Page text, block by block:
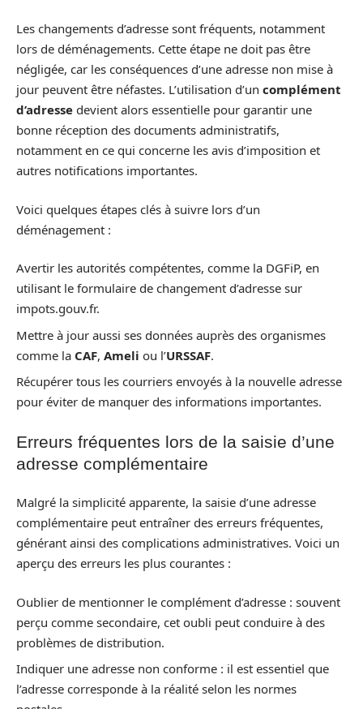
Les changements d’adresse sont fréquents, notamment
lors de déménagements. Cette étape ne doit pas être
négligée, car les conséquences d’une adresse non mise à
jour peuvent être néfastes. L’utilisation d’un complément
d’adresse devient alors essentielle pour garantir une
bonne réception des documents administratifs,
notamment en ce qui concerne les avis d’imposition et
autres notifications importantes.
Voici quelques étapes clés à suivre lors d’un
déménagement :
Avertir les autorités compétentes, comme la DGFiP, en
utilisant le formulaire de changement d’adresse sur
impots.gouv.fr.
Mettre à jour aussi ses données auprès des organismes
comme la CAF, Ameli ou l’URSSAF.
Récupérer tous les courriers envoyés à la nouvelle adresse
pour éviter de manquer des informations importantes.
Erreurs fréquentes lors de la saisie d’une
adresse complémentaire
Malgré la simplicité apparente, la saisie d’une adresse
complémentaire peut entraîner des erreurs fréquentes,
générant ainsi des complications administratives. Voici un
aperçu des erreurs les plus courantes :
Oublier de mentionner le complément d’adresse : souvent
perçu comme secondaire, cet oubli peut conduire à des
problèmes de distribution.
Indiquer une adresse non conforme : il est essentiel que
l’adresse corresponde à la réalité selon les normes